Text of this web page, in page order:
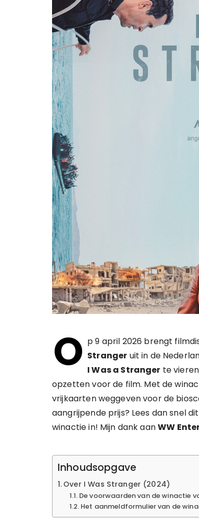
O p 9 april 2026 brengt
Stranger uit in de
I Was a Stranger te
opzetten voor de film. Met de
vrijkaarten weggeven voor de
aangrijpende prijs? Lees dan snel
winactie in! Mijn dank aanWW
Inhoudsopgave
Over I Was Stranger (2024)
De voorwaarden van de winactie
Het aanmeldformulier van de